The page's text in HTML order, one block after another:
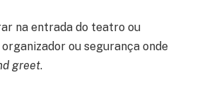
na entrada do teatro ou
ou segurança onde
greet.